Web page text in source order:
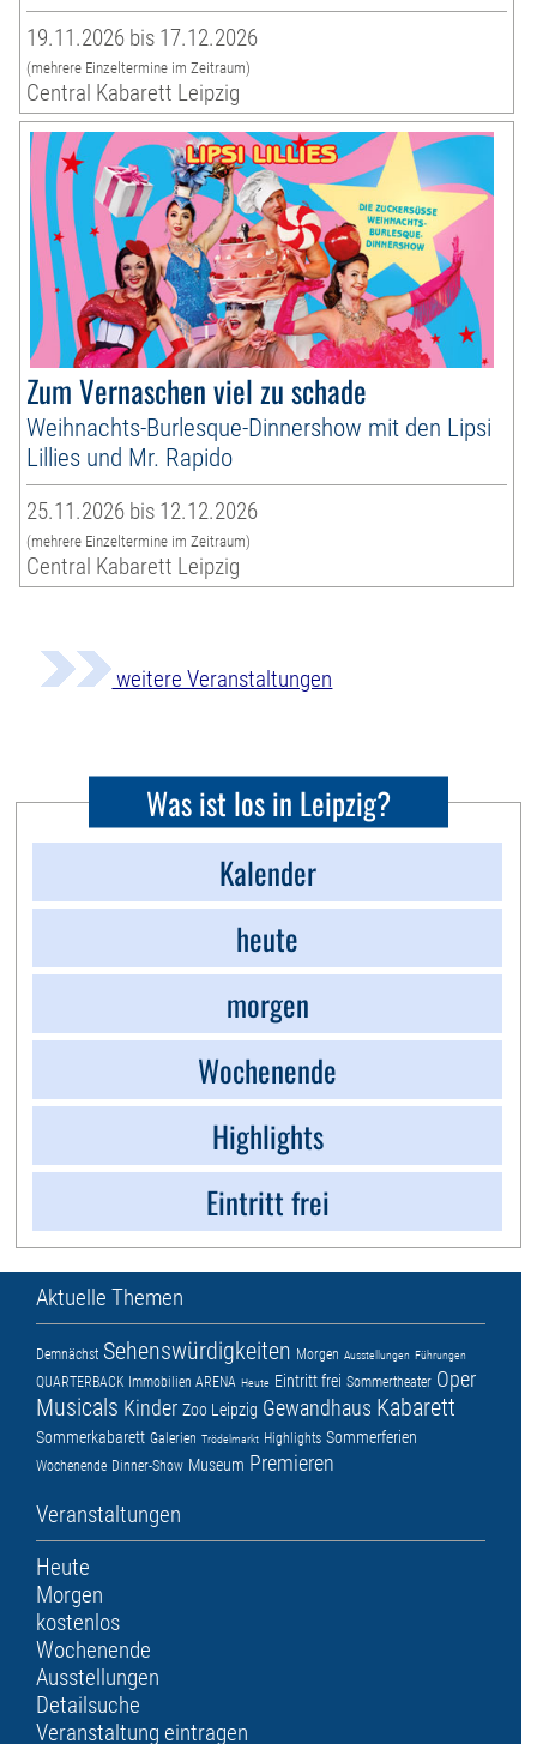
19.11.2026 bis 17.12.2026
(mehrere Einzeltermine im Zeitraum)
Central Kabarett Leipzig
Zum Vernaschen viel zu schade
Weihnachts-Burlesque-Dinnershow mit den Lipsi
Lillies und Mr. Rapido
25.11.2026 bis 12.12.2026
(mehrere Einzeltermine im Zeitraum)
Central Kabarett Leipzig
weitere Veranstaltungen
Was ist los in Leipzig?
Kalender
heute
morgen
Wochenende
Highlights
Eintritt frei
Aktuelle Themen
Demnächst Sehenswürdigkeiten Morgen Ausstellungen Führungen
QUARTERBACK Immobilien ARENA Heute Eintritt frei Sommertheater Oper
Musicals Kinder Zoo Leipzig Gewandhaus Kabarett
Sommerkabarett Galerien Trödelmarkt Highlights Sommerferien
Wochenende Dinner-Show Museum Premieren
Veranstaltungen
Heute
Morgen
kostenlos
Wochenende
Ausstellungen
Detailsuche
Veranstaltung eintragen